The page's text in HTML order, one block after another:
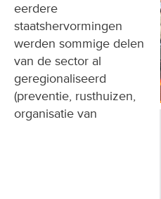
eerdere
staatshervormingen
werden sommige delen
van de sector al
geregionaliseerd
(preventie, rusthuizen,
organisatie van